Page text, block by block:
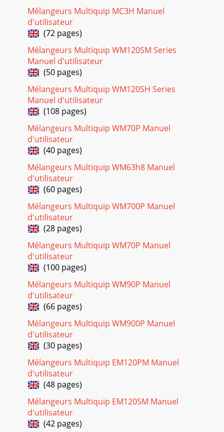
Page 26 - P/N 521306
CARROSSERIE
Page 27 - ÉTIQUETTE DE NOM ET DÉCALS
CARROSSERIENO.  
Page 28 - ASSEMBLAGE CONTENEUR ACIER
COUVERCLE DU MOTEUR
Page 29
COUVERCLE DU MOTEURNO. 
Page 30 - ASSEMBLAGE ARBRE PALETTE
Page 31
PROTECTION MOTEURNO.  
Page 32 - ASSEMBLAGE CARROSSERIE
DES VENTES — PIÈCES
Page 33
Page 34
Page 35
Mode d’eMploi et guide des pièces de rechangeVotre
concessionnaire local est :VOICI COMMENT OBTENIR DE
L'AIDEMUNISSEZ-VOUS DES RÉFÉRENCES DU MODÈ
Page 36 - ASSEMBLAGE PROTECTION MOTEUR
Mélangeurs Multiquip MC3H Manuel
d'utilisateur
(72 pages)
Mélangeurs Multiquip WM120SM Series
Manuel d'utilisateur
(50 pages)
Mélangeurs Multiquip WM120SH Series
Manuel d'utilisateur
(108 pages)
Mélangeurs Multiquip WM70P Manuel
d'utilisateur
(40 pages)
Mélangeurs Multiquip WM63h8 Manuel
d'utilisateur
(60 pages)
Mélangeurs Multiquip WM700P Manuel
d'utilisateur
(28 pages)
Mélangeurs Multiquip WM70P Manuel
d'utilisateur
(100 pages)
Mélangeurs Multiquip WM90P Manuel
d'utilisateur
(66 pages)
Mélangeurs Multiquip WM900P Manuel
d'utilisateur
(30 pages)
Mélangeurs Multiquip EM120PM Manuel
d'utilisateur
(48 pages)
Mélangeurs Multiquip EM120SM Manuel
d'utilisateur
(42 pages)